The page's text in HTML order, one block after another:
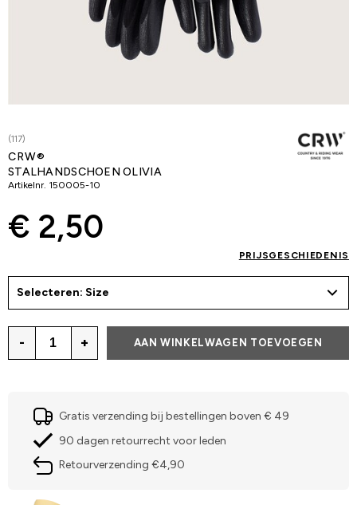
(117)
CRW®
STALHANDSCHOEN OLIVIA
Artikelnr. 150005-10
€ 2,50
PRIJSGESCHIEDENIS
Selecteren: Size
- + AAN WINKELWAGEN TOEVOEGEN
Gratis verzending bij bestellingen boven € 49
90 dagen retourrecht voor leden
Retourverzending €4,90